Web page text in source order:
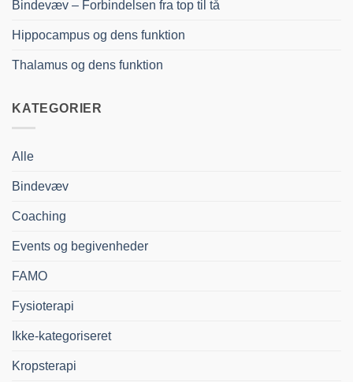
Bindevæv – Forbindelsen fra top til tå
Hippocampus og dens funktion
Thalamus og dens funktion
KATEGORIER
Alle
Bindevæv
Coaching
Events og begivenheder
FAMO
Fysioterapi
Ikke-kategoriseret
Kropsterapi